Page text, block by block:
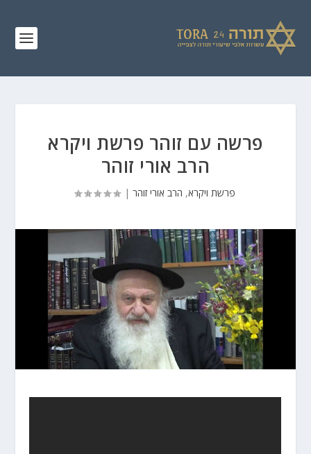
פרשה עם זוהר פרשת ויקרא
הרב אורי זוהר
פרשת ויקרא, הרב אורי זוהר |